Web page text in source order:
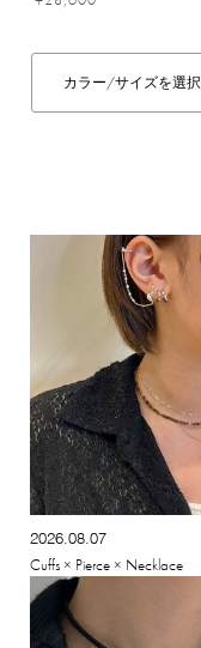
カラー/サイズを選択
2026.08.07
Cuffs × Pierce × Necklace